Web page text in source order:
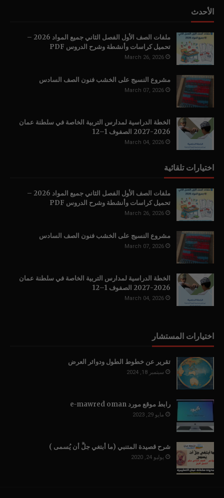
الأحدث
ملفات الصف الأول الفصل الثاني جميع المواد 2026 –
تحميل كراسات وأنشطة وشرح الدروس PDF
March 26, 2026
مشروع النسيج على الخشب فنون الصف السادس
March 07, 2026
الخطة الدراسية لمدارس التربية الخاصة في سلطنة عمان
2026-2027 الصفوف 1–12
March 04, 2026
اختيارات تلقائية
ملفات الصف الأول الفصل الثاني جميع المواد 2026 –
تحميل كراسات وأنشطة وشرح الدروس PDF
March 26, 2026
مشروع النسيج على الخشب فنون الصف السادس
March 07, 2026
الخطة الدراسية لمدارس التربية الخاصة في سلطنة عمان
2026-2027 الصفوف 1–12
March 04, 2026
اختيارات المستشار
تقرير عن خطوط الطول ودوائر العرض
سبتمبر 18, 2024
رابط موقع مورد e-mawred oman
مايو 29, 2023
شرح قصيدة المتنبي (ما أبتغي جلَّ أن يُسمى )
يوليو 24, 2020